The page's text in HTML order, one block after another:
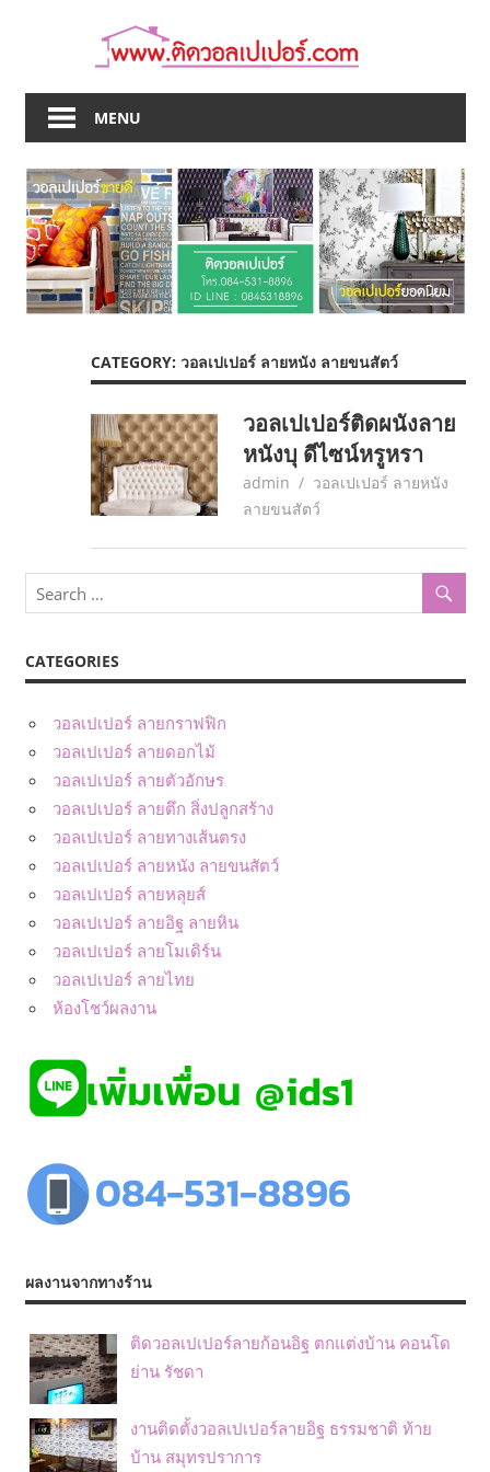
MENU
CATEGORY: วอลเปเปอร์ ลายหนัง ลายขนสัตว์
วอลเปเปอร์ติดผนังลาย
หนังบุ ดีไซน์หรูหรา
June 10, 2017
admin
วอลเปเปอร์ ลายหนัง
ลายขนสัตว์
CATEGORIES
วอลเปเปอร์ ลายกราฟฟิก
วอลเปเปอร์ ลายดอกไม้
วอลเปเปอร์ ลายตัวอักษร
วอลเปเปอร์ ลายตึก สิ่งปลูกสร้าง
วอลเปเปอร์ ลายทางเส้นตรง
วอลเปเปอร์ ลายหนัง ลายขนสัตว์
วอลเปเปอร์ ลายหลุยส์
วอลเปเปอร์ ลายอิฐ ลายหิน
วอลเปเปอร์ ลายโมเดิร์น
วอลเปเปอร์ ลายไทย
ห้องโชว์ผลงาน
ผลงานจากทางร้าน
ติดวอลเปเปอร์ลายก้อนอิฐ ตกแต่งบ้าน คอนโด
ย่าน รัชดา
งานติดตั้งวอลเปเปอร์ลายอิฐ ธรรมชาติ ท้าย
บ้าน สมุทรปราการ